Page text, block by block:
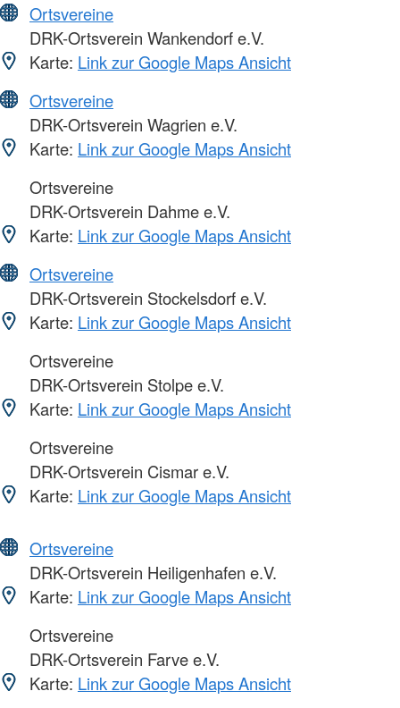
Ortsvereine
DRK-Ortsverein Wankendorf e.V.
Karte: Link zur Google Maps Ansicht
Ortsvereine
DRK-Ortsverein Wagrien e.V.
Karte: Link zur Google Maps Ansicht
Ortsvereine
DRK-Ortsverein Dahme e.V.
Karte: Link zur Google Maps Ansicht
Ortsvereine
DRK-Ortsverein Stockelsdorf e.V.
Karte: Link zur Google Maps Ansicht
Ortsvereine
DRK-Ortsverein Stolpe e.V.
Karte: Link zur Google Maps Ansicht
Ortsvereine
DRK-Ortsverein Cismar e.V.
Karte: Link zur Google Maps Ansicht
Ortsvereine
DRK-Ortsverein Heiligenhafen e.V.
Karte: Link zur Google Maps Ansicht
Ortsvereine
DRK-Ortsverein Farve e.V.
Karte: Link zur Google Maps Ansicht